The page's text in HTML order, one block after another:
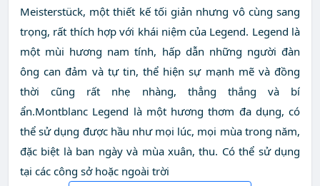
Meisterstück, một thiết kế tối giản nhưng vô cùng sang
trọng, rất thích hợp với khái niệm của Legend. Legend là
một mùi hương nam tính, hấp dẫn những người đàn
ông can đảm và tự tin, thể hiện sự mạnh mẽ và đồng
thời cũng rất nhẹ nhàng, thẳng thắng và bí
ẩn.Montblanc Legend là một hương thơm đa dụng, có
thể sử dụng được hầu như mọi lúc, mọi mùa trong năm,
đặc biệt là ban ngày và mùa xuân, thu. Có thể sử dụng
tại các công sở hoặc ngoài trời